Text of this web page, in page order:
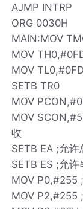
AJMP INTRP
ORG 0030H
MAIN:MOV
MOV
MOV
SETB TR0
MOV
MOV
收
SETB EA ;允许
SETB ES ;允许
MOV P0,#255
MOV P2,#255